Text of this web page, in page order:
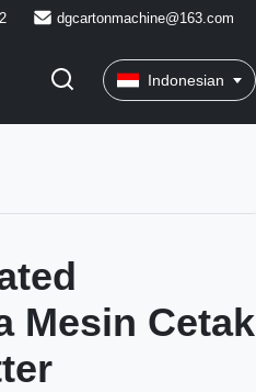
dgcartonmachine@163.com
Indonesian
Mesin Cetak